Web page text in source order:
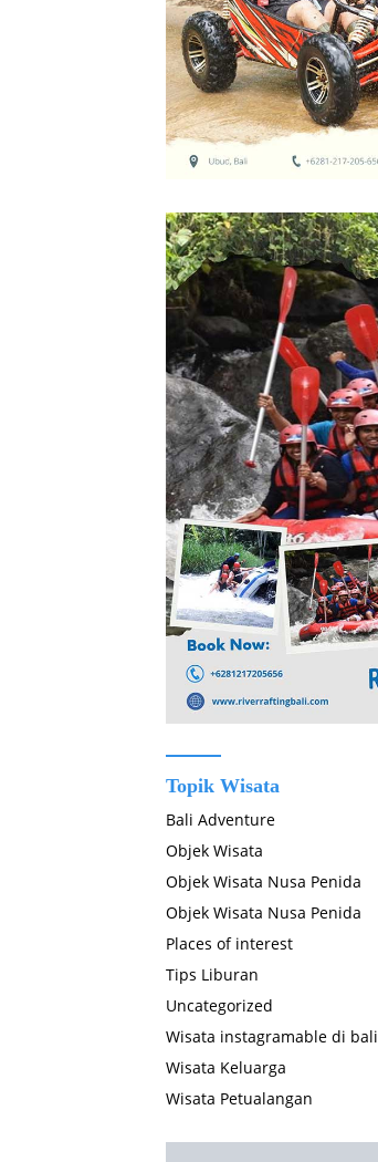
Topik Wisata
Bali Adventure
Objek Wisata
Objek Wisata Nusa Penida
Objek Wisata Nusa Penida
Places of interest
Tips Liburan
Uncategorized
Wisata instagramable di bali
Wisata Keluarga
Wisata Petualangan